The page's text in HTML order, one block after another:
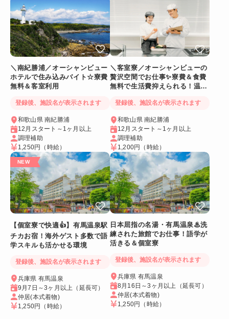
＼南紀勝浦／オーシャンビュー
ホテルで住み込みバイト☆寮費
無料＆客室利用
登録後、施設名が表示されます
和歌山県 南紀勝浦
12月スタート～1ヶ月以上
調理補助
1,250円
（時給）
＼客室寮／オーシャンビューの
贅沢空間でお仕事✨寮費＆食費
無料で生活費抑えられる！温泉
登録後、施設名が表示されます
和歌山県 南紀勝浦
12月スタート～1ヶ月以上
調理補助
1,200円
（時給）
【個室寮で快適👍】有馬温泉駅
チカお宿！海外ゲスト多数で語
学スキルも活かせる環境
登録後、施設名が表示されます
兵庫県 有馬温泉
9月7日～3ヶ月以上（延長可）
仲居(本式着物)
1,250円 （時給）
日本屈指の名湯・有馬温泉♨洗
練された旅館でお仕事！語学が
活きる＆個室寮
登録後、施設名が表示されます
兵庫県 有馬温泉
8月16日～3ヶ月以上（延長可）
仲居(本式着物)
1,250円 （時給）